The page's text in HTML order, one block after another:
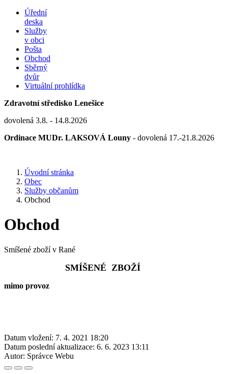
Úřední
deska
Služby
v obci
Pošta
Obchod
Sběrný
dvůr
Virtuální prohlídka
Zdravotní středisko Lenešice
dovolená 3.8. - 14.8.2026
Ordinace MUDr. LAKSOVÁ Louny - dovolená 17.-21.8.2026
Úvodní stránka
Obec
Služby občanům
Obchod
Obchod
Smíšené zboží v Rané
SMÍŠENÉ ZBOŽÍ
mimo provoz
Datum vložení: 7. 4. 2021 18:20
Datum poslední aktualizace: 6. 6. 2023 13:11
Autor: Správce Webu